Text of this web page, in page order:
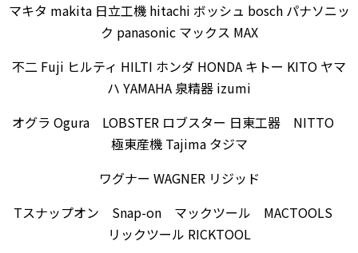
マキタ makita 日立工機 hitachi ボッシュ bosch パナソニッ
ク panasonic マックス MAX
不二 Fuji ヒルティ HILTI ホンダ HONDA キトー KITO ヤマ
ハ YAMAHA 泉精器 izumi
オグラ Ogura LOBSTER ロブスター 日東工器 NITTO
極東産機 Tajima タジマ
ワグナー WAGNER リジッド
Tスナップオン Snap-on マックツール MACTOOLS
リックツール RICKTOOL